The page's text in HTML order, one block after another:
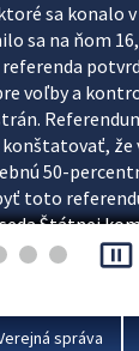
sa konalo
sa na ňom
voľby a
že
50-
toto
Štátnej
pause_presentation
správa